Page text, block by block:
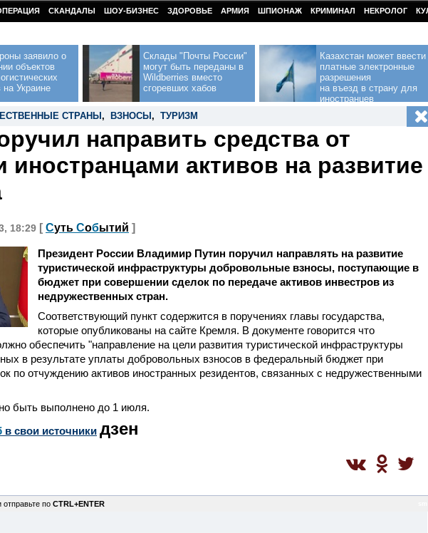
СКАНДАЛЫ ШОУ-БИЗНЕС ЗДОРОВЬЕ АРМИЯ ШПИОНАЖ КРИМИНАЛ НЕКРОЛОГ
заявило о
объектов
на Украине
Склады "Почты России"
могут быть переданы в
Wildberries вместо
сгоревших хабов
Казахстан может ввести
платные электронные
разрешения
на въезд в страну для
иностранцев
СТРАНЫ , ВЗНОСЫ , ТУРИЗМ
направить средства от
иностранцами активов на развитие
18:29 [ Суть Событий ]
Президент России Владимир Путин поручил направлять на развитие
туристической инфраструктуры добровольные взносы, поступающие в
бюджет при совершении сделок по передаче активов инвестров из
недружественных стран.
Соответствующий пункт содержится в поручениях главы государства,
которые опубликованы на сайте Кремля. В документе говорится что
обеспечить "направление на цели развития туристической инфраструктуры
в результате уплаты добровольных взносов в федеральный бюджет при
по отчуждению активов иностранных резидентов, связанных с недружественными
быть выполнено до 1 июля.
в свои источники дзен
по CTRL+ENTER